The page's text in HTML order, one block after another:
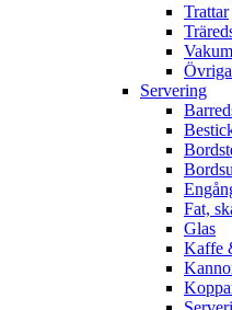
Trattar
Servering
Fat,
Glas
Kaffe